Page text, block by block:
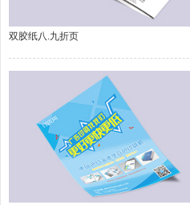
双胶纸八.九折页